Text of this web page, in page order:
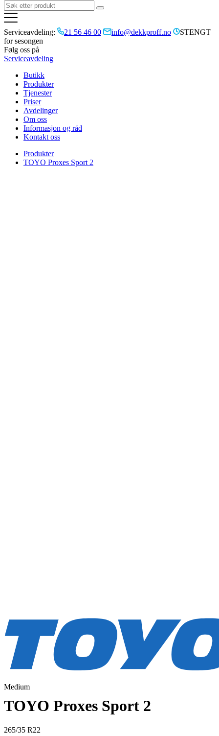
Serviceavdeling: 21 56 46 00 info@dekkproff.no
STENGT
for sesongen
Følg oss på
Serviceavdeling
Butikk
Produkter
Tjenester
Priser
Avdelinger
Om oss
Informasjon og råd
Kontakt oss
Produkter
TOYO Proxes Sport 2
Medium
TOYO Proxes Sport 2
265/35 R22